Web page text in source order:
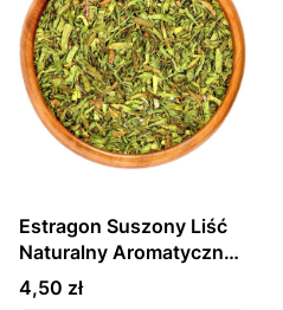
Estragon Suszony Liść
Naturalny Aromatyczny
25g SKWORCU
Cena
4,50 zł